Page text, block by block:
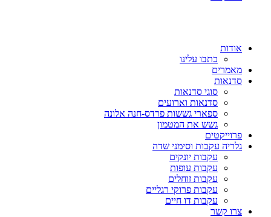
אודות
כתבו עלינו
מאמרים
סדנאות
סוגי סדנאות
סדנאות וארועים
ספארי גששות פרדס-חנה אלונה
גשש את המטמון
פרוייקטים
גלריה עקבות וסימני שדה
עקבות יונקים
עקבות עופות
עקבות זוחלים
עקבות פרוקי רגליים
עקבות דו חיים
צרו קשר